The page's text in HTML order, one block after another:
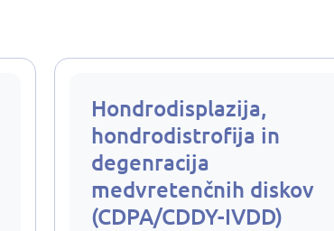
Hondrodisplazija,
hondrodistrofija in
degenracija
medvretenčnih diskov
(CDPA/CDDY-IVDD)